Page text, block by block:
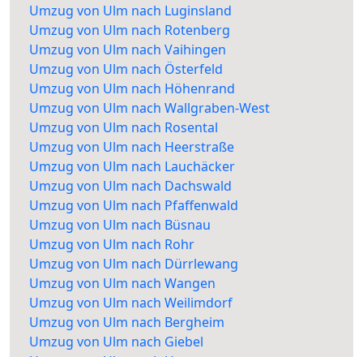
Umzug von Ulm nach Luginsland
Umzug von Ulm nach Rotenberg
Umzug von Ulm nach Vaihingen
Umzug von Ulm nach Österfeld
Umzug von Ulm nach Höhenrand
Umzug von Ulm nach Wallgraben-West
Umzug von Ulm nach Rosental
Umzug von Ulm nach Heerstraße
Umzug von Ulm nach Lauchäcker
Umzug von Ulm nach Dachswald
Umzug von Ulm nach Pfaffenwald
Umzug von Ulm nach Büsnau
Umzug von Ulm nach Rohr
Umzug von Ulm nach Dürrlewang
Umzug von Ulm nach Wangen
Umzug von Ulm nach Weilimdorf
Umzug von Ulm nach Bergheim
Umzug von Ulm nach Giebel